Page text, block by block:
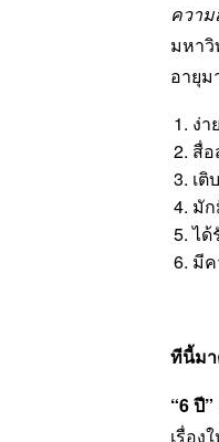
ความ
มหาวิ
อายุม
ง่า
สื่อ
เติ
มัก
ได้
มีค
ทีนี้มา
“6 ปี”
เรื่อง